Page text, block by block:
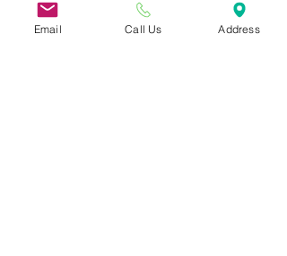
Email Call Us Address